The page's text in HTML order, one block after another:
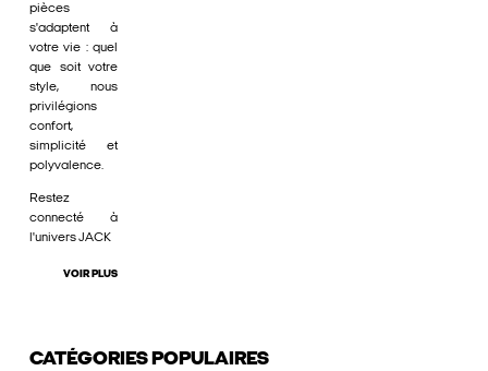
pièces
s'adaptent à
votre vie : quel
que soit votre
style, nous
privilégions
confort,
simplicité et
polyvalence.
Restez
connecté à
l'univers JACK
VOIR PLUS
CATÉGORIES POPULAIRES